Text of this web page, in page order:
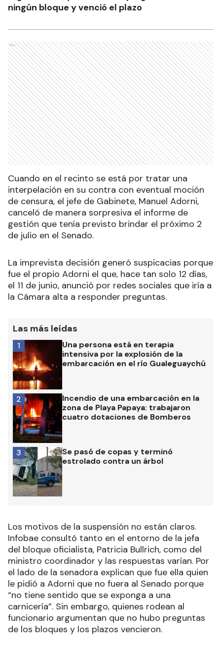
ningún bloque y venció el plazo
Ads
Cuando en el recinto se está por tratar una
interpelación en su contra con eventual moción
de censura, el jefe de Gabinete, Manuel Adorni,
canceló de manera sorpresiva el informe de
gestión que tenía previsto brindar el próximo 2
de julio en el Senado.
La imprevista decisión generó suspicacias porque
fue el propio Adorni el que, hace tan solo 12 días,
el 11 de junio, anunció por redes sociales que iría a
la Cámara alta a responder preguntas.
Las más leídas
Una persona está en terapia
intensiva por la explosión de la
embarcación en el río Gualeguaychú
1
Incendio de una embarcación en la
zona de Playa Papaya: trabajaron
cuatro dotaciones de Bomberos
2
Se pasó de copas y terminó
estrolado contra un árbol
3
Los motivos de la suspensión no están claros.
Infobae consultó tanto en el entorno de la jefa
del bloque oficialista, Patricia Bullrich, como del
ministro coordinador y las respuestas varían. Por
el lado de la senadora explican que fue ella quien
le pidió a Adorni que no fuera al Senado porque
“no tiene sentido que se exponga a una
carnicería”. Sin embargo, quienes rodean al
funcionario argumentan que no hubo preguntas
de los bloques y los plazos vencieron.